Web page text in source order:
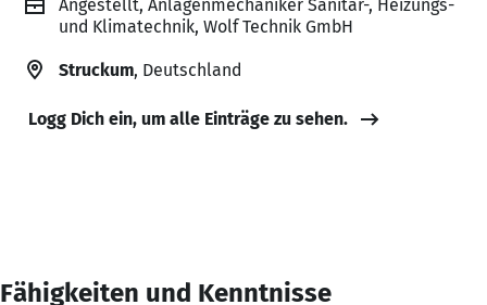
Angestellt, Anlagenmechaniker Sanitär-, Heizungs-
und Klimatechnik, Wolf Technik GmbH
Struckum, Deutschland
Logg Dich ein, um alle Einträge zu sehen.
Fähigkeiten und Kenntnisse